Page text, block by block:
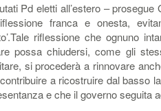
Pd eletti all’estero –
franca e onesta,
riflessione che ognuno
possa chiudersi, come gli
si procederà a rinnovare
a ricostruire dal basso
e che il governo seguita